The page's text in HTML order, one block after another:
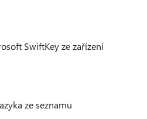
SwiftKey ze zařízení
ze seznamu